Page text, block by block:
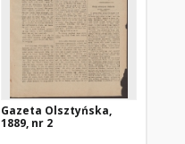
Gazeta Olsztyńska,
1889, nr 2